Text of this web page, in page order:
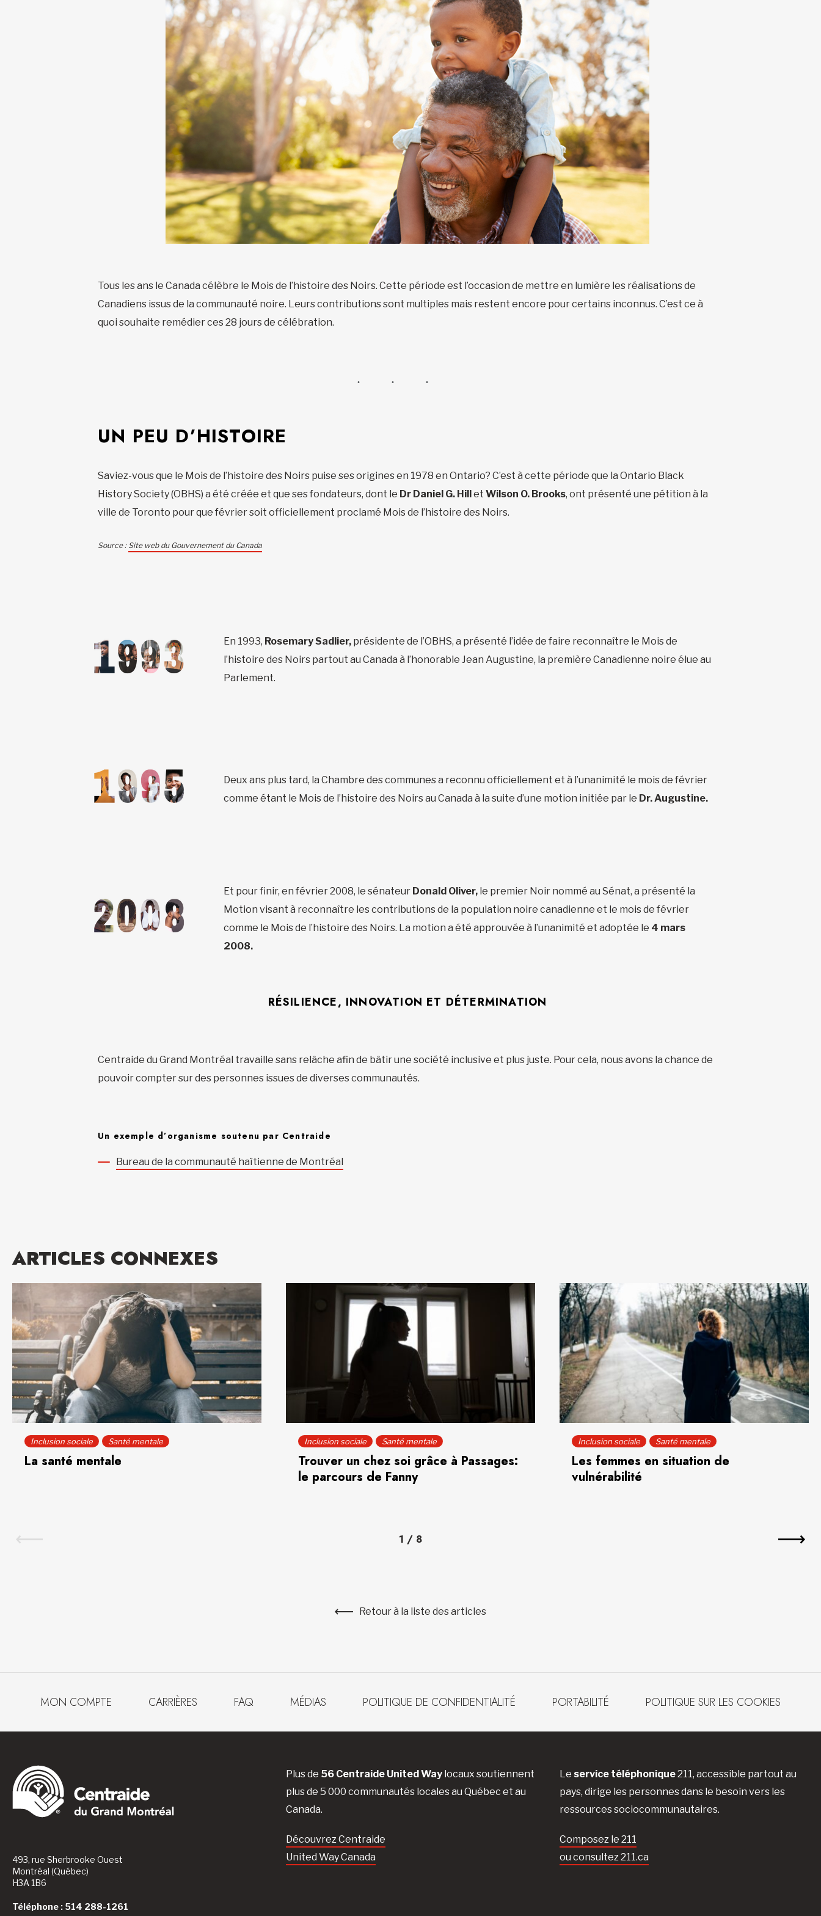
Tous les ans le Canada célèbre le Mois de l’histoire des Noirs. Cette période est l’occasion de mettre en lumière les réalisations de
Canadiens issus de la communauté noire. Leurs contributions sont multiples mais restent encore pour certains inconnus. C’est ce à
quoi souhaite remédier ces 28 jours de célébration.
UN PEU D’HISTOIRE
Saviez-vous que le Mois de l’histoire des Noirs puise ses origines en 1978 en Ontario? C’est à cette période que la Ontario Black
History Society (OBHS) a été créée et que ses fondateurs, dont le Dr Daniel G. Hillet Wilson O. Brooks, ont présenté une pétition à la
ville de Toronto pour que février soit officiellement proclamé Mois de l’histoire des Noirs.
Source : Site web du Gouvernement du Canada
En 1993, Rosemary Sadlier, présidente de l’OBHS, a présenté l’idée de faire reconnaître le Mois de
l’histoire des Noirs partout au Canada à l’honorable Jean Augustine, la première Canadienne noire élue au
Parlement.
Deux ans plus tard, la Chambre des communes a reconnu officiellement et à l’unanimité le mois de février
comme étant le Mois de l’histoire des Noirs au Canada à la suite d’une motion initiée par le Dr. Augustine.
Et pour finir, en février 2008, le sénateur Donald Oliver, le premier Noir nommé au Sénat, a présenté la
Motion visant à reconnaître les contributions de la population noire canadienne et le mois de février
comme le Mois de l’histoire des Noirs. La motion a été approuvée à l’unanimité et adoptée le 4 mars
2008.
RÉSILIENCE, INNOVATION ET DÉTERMINATION
Centraide du Grand Montréal travaille sans relâche afin de bâtir une société inclusive et plus juste. Pour cela, nous avons la chance de
pouvoir compter sur des personnes issues de diverses communautés.
Un exemple d’organisme soutenu par Centraide
Bureau de la communauté haïtienne de Montréal
ARTICLES CONNEXES
Inclusion sociale Santé mentale
La santé mentale
Inclusion sociale Santé mentale
Trouver un chez soi grâce à Passages:
le parcours de Fanny
Inclusion sociale Santé mentale
Les femmes en situation de
vulnérabilité
1 / 8
Retour à la liste des articles
MON COMPTE CARRIÈRES FAQ MÉDIAS POLITIQUE DE CONFIDENTIALITÉ PORTABILITÉ POLITIQUE SUR LES COOKIES
493, rue Sherbrooke Ouest
Montréal (Québec)
H3A 1B6
Téléphone : 514 288-1261
Plus de 56 Centraide United Waylocaux soutiennent
plus de 5 000 communautés locales au Québec et au
Canada.
Découvrez Centraide
United Way Canada
Le service téléphonique211, accessible partout au
pays, dirige les personnes dans le besoin vers les
ressources sociocommunautaires.
Composez le 211
ou consultez 211.ca